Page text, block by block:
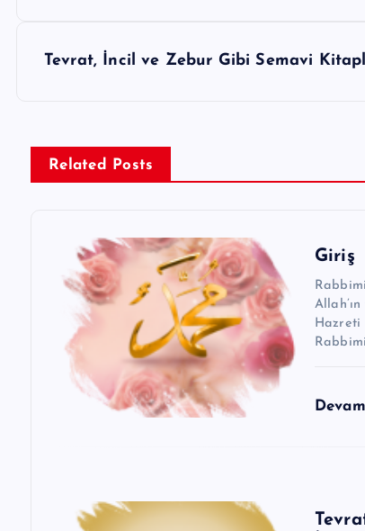
Tevrat, İncil ve Zebur Gibi Semavi
Related Posts
Giriş
Hazreti